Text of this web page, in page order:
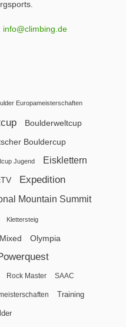
info@climbing.de
Europameisterschaften
Boulderweltcup
Bouldercup
Jugend Eisklettern
Expedition
Mountain Summit
Klettersteig
Mixed Olympia
Rock Master SAAC
Training